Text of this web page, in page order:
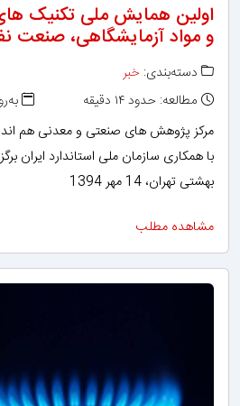
اولین همایش ملی تکنیک
و مواد آزمایشگاهی، صنعت
دسته‌بندی: خبر
مطالعه: حدود ۱۴ دقیقه
مرکز پژوهش های صنعتی و معدنی هم
با همکاری سازمان ملی استاندارد ایران
بهشتی تهران، 14 مهر 1394
مشاهده مطلب